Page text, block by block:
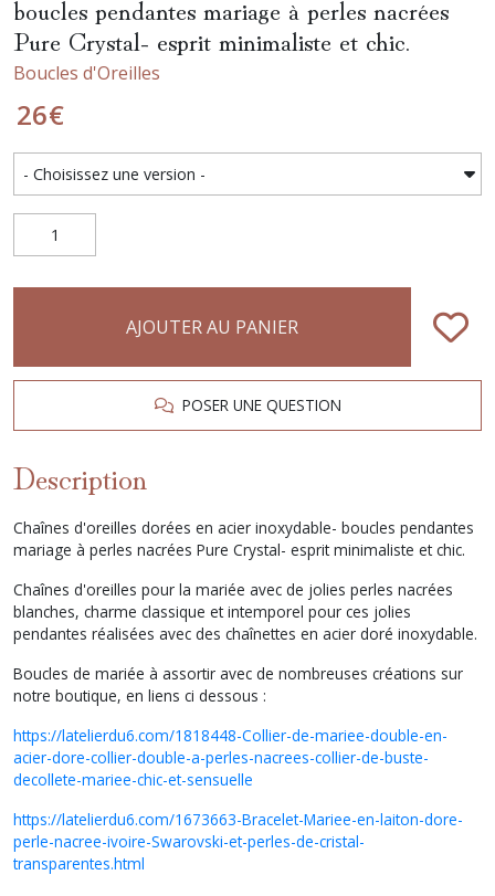
boucles pendantes mariage à perles nacrées
Pure Crystal- esprit minimaliste et chic.
Boucles d'Oreilles
26€
AJOUTER AU PANIER
POSER UNE QUESTION
Description
Chaînes d'oreilles dorées en acier inoxydable- boucles pendantes
mariage à perles nacrées Pure Crystal- esprit minimaliste et chic.
Chaînes d'oreilles pour la mariée avec de jolies perles nacrées
blanches, charme classique et intemporel pour ces jolies
pendantes réalisées avec des chaînettes en acier doré inoxydable.
Boucles de mariée à assortir avec de nombreuses créations sur
notre boutique, en liens ci dessous :
https://latelierdu6.com/1818448-Collier-de-mariee-double-en-
acier-dore-collier-double-a-perles-nacrees-collier-de-buste-
decollete-mariee-chic-et-sensuelle
https://latelierdu6.com/1673663-Bracelet-Mariee-en-laiton-dore-
perle-nacree-ivoire-Swarovski-et-perles-de-cristal-
transparentes.html